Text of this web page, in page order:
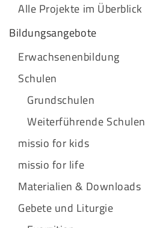
Alle Projekte im Überblick
Bildungsangebote
Erwachsenenbildung
Schulen
Grundschulen
Weiterführende Schulen
missio for kids
missio for life
Materialien & Downloads
Gebete und Liturgie